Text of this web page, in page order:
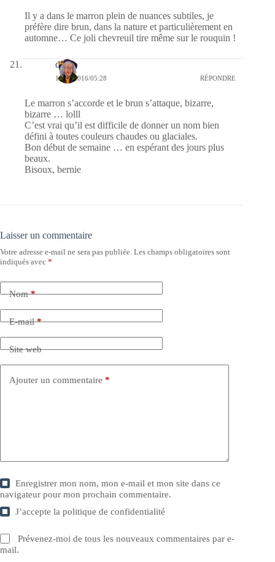
Il y a dans le marron plein de nuances subtiles, je
préfère dire brun, dans la nature et particulièrement en
automne… Ce joli chevreuil tire même sur le rouquin !
dom
14/11/2016/05:28 RÉPONDRE
Le marron s’accorde et le brun s’attaque, bizarre,
bizarre … lolll
C’est vrai qu’il est difficile de donner un nom bien
défini à toutes couleurs chaudes ou glaciales.
Bon début de semaine … en espérant des jours plus
beaux.
Bisoux, bernie
Laisser un commentaire
Votre adresse e-mail ne sera pas publiée. Les champs obligatoires sont
indiqués avec *
Nom*
E-mail*
Site web
Ajouter un commentaire *
Enregistrer mon nom, mon e-mail et mon site dans ce
navigateur pour mon prochain commentaire.
J’accepte lapolitique de confidentialité
Prévenez-moi de tous les nouveaux commentaires par e-
mail.